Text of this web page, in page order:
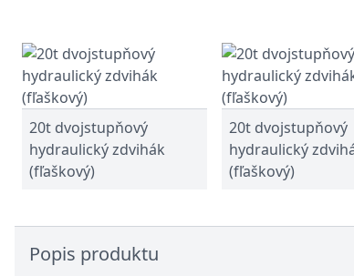
20t dvojstupňový
hydraulický zdvihák
(fľaškový)
20t dvojstupňový
hydraulický
(fľaškový)
Popis produktu